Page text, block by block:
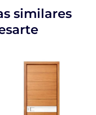
similares